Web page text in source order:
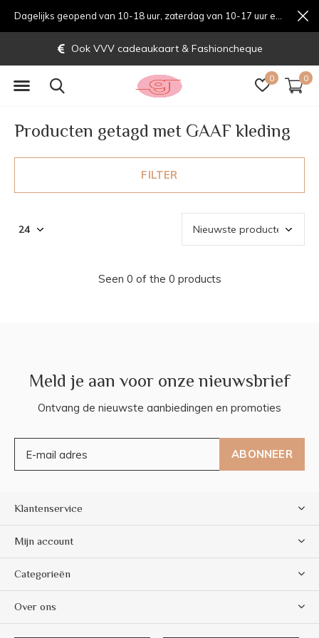
0 0
Ook VVV cadeaukaart & Fashioncheque
Producten getagd met GAAF kleding
FILTER
Seen 0 of the 0 products
Meld je aan voor onze nieuwsbrief
Ontvang de nieuwste aanbiedingen en promoties
ABONNEER
Klantenservice
Mijn account
Categorieën
Over ons